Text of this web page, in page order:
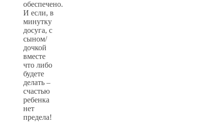
обеспечено.
И если, в
минутку
досуга, с
сыном/
дочкой
вместе
что либо
будете
делать –
счастью
ребенка
нет
предела!